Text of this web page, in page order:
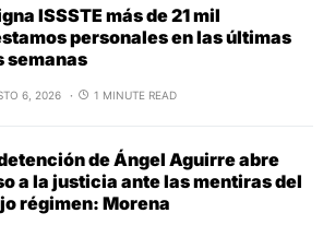
ISSSTE más de 21 mil
personales en las últimas
semanas
6, 2026 1 MINUTE READ
de Ángel Aguirre abre
a la justicia ante las mentiras del
régimen: Morena